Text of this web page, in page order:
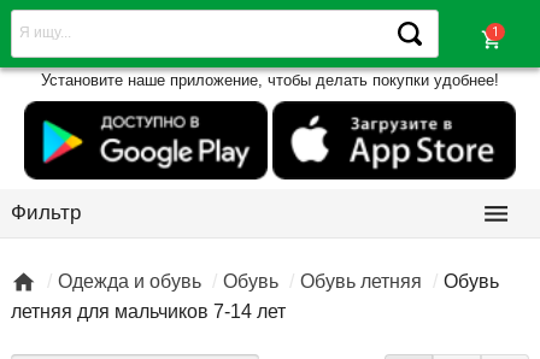
shopping_cart
Установите наше приложение, чтобы делать покупки удобнее!
Фильтр 
 Одежда и обувь Обувь Обувь летняя
Обувь
летняя для мальчиков 7-14 лет